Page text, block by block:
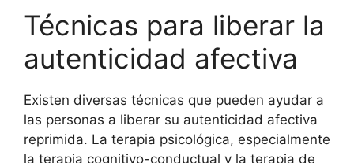
Técnicas para liberar la
autenticidad afectiva
Existen diversas técnicas que pueden ayudar a
las personas a liberar su autenticidad afectiva
reprimida. La terapia psicológica, especialmente
la terapia cognitivo-conductual y la terapia de